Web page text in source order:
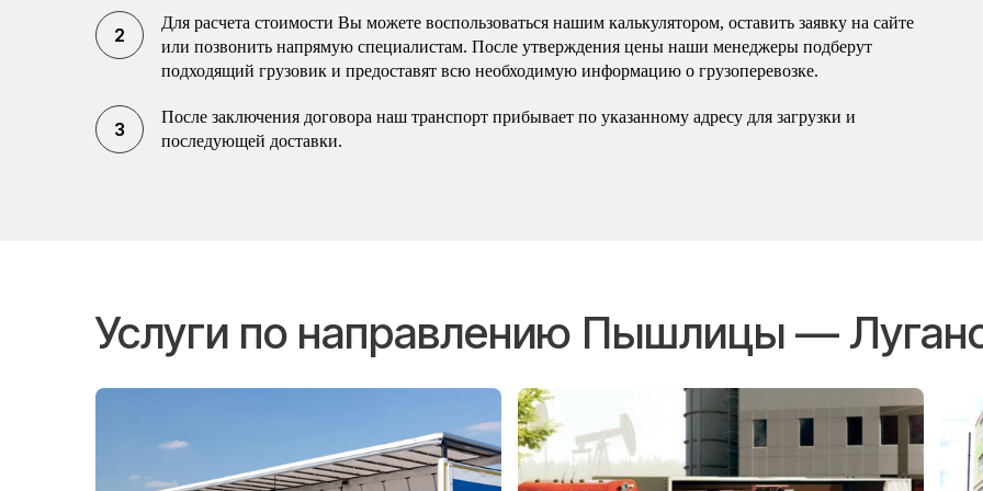
Для расчета стоимости Вы можете воспользоваться нашим калькулятором, оставить заявку на сайте
или позвонить напрямую специалистам. После утверждения цены наши менеджеры подберут
подходящий грузовик и предоставят всю необходимую информацию о грузоперевозке.
После заключения договора наш транспорт прибывает по указанному адресу для загрузки и
последующей доставки.
Услуги по направлению Пышлицы —